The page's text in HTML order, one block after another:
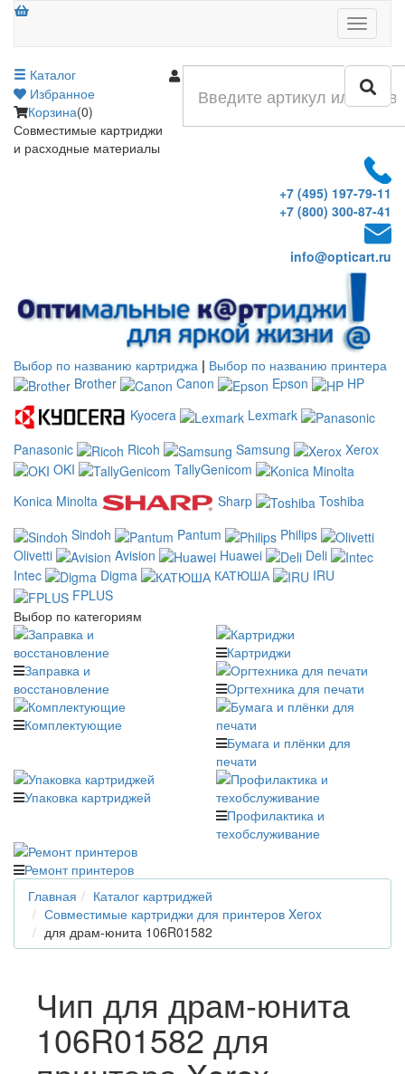
Меню
Каталог
Избранное
Корзина(0)
Совместимые картриджи
и расходные материалы
+7 (495) 197-79-11
+7 (800) 300-87-41
info@opticart.ru
Выбор по названию картриджа | Выбор по названию принтера
Brother
Canon Epson
HP
Kyocera
Lexmark
Panasonic
Ricoh Samsung
Xerox
OKI
TallyGenicom
Konica Minolta
Sharp
Toshiba
Sindoh
Pantum
Philips
Olivetti
Avision Huawei
Deli
Intec
Digma КАТЮША
IRU
FPLUS
Выбор по категориям
Заправка и
восстановление
Картриджи
Оргтехника для печати
Комплектующие
Бумага и плёнки для
печати
Упаковка картриджей
Профилактика и
техобслуживание
Ремонт принтеров
Главная
Каталог картриджей
Совместимые картриджи для принтеров Xerox
для драм-юнита 106R01582
Чип для драм-юнита
106R01582 для